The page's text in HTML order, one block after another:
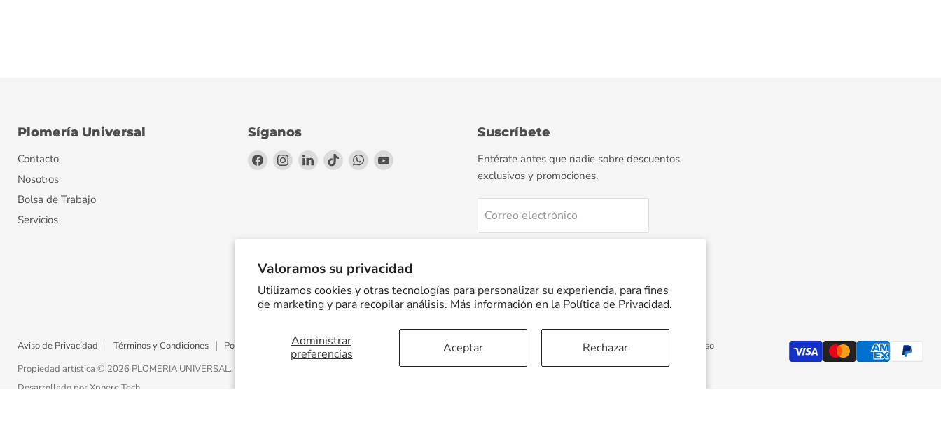
Valoramos su privacidad
Utilizamos cookies y otras tecnologías para personalizar su experiencia, para fines
de marketing y para recopilar análisis. Más información en la Política de Privacidad.
Administrar
preferencias
Aceptar Rechazar
Plomería Universal
Contacto
Nosotros
Bolsa de Trabajo
Servicios
Síganos
Encuéntrenos
Encuéntrenos
Encuéntrenos
Encuéntrenos
Encuéntrenos
Encuéntrenos
Suscríbete
Entérate antes que nadie sobre descuentos
exclusivos y promociones.
Correo electrónico
Aviso de Privacidad Términos y Condiciones Política de Envíos Facturación Electrónica Preguntas Frecuentes Términos del servicio
Política de reembolso
Propiedad artística © 2026 PLOMERIA UNIVERSAL.
Desarrollado porXphere Tech